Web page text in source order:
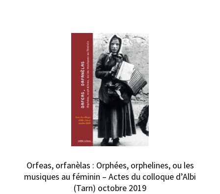
Orfeas, orfanèlas : Orphées, orphelines, ou les
musiques au féminin – Actes du colloque d’Albi
(Tarn) octobre 2019